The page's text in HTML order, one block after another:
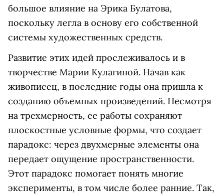
большое влияние на Эрика Булатова,
поскольку легла в основу его собственной
системы художественных средств.
Развитие этих идей прослеживалось и в
творчестве Марии Кулагиной. Начав как
живописец, в последние годы она пришла к
созданию объемных произведений. Несмотря
на трехмерность, ее работы сохраняют
плоскостные условные формы, что создает
парадокс: через двухмерные элементы она
передает ощущение пространственности.
Этот парадокс помогает понять многие
эксперименты, в том числе более ранние. Так,